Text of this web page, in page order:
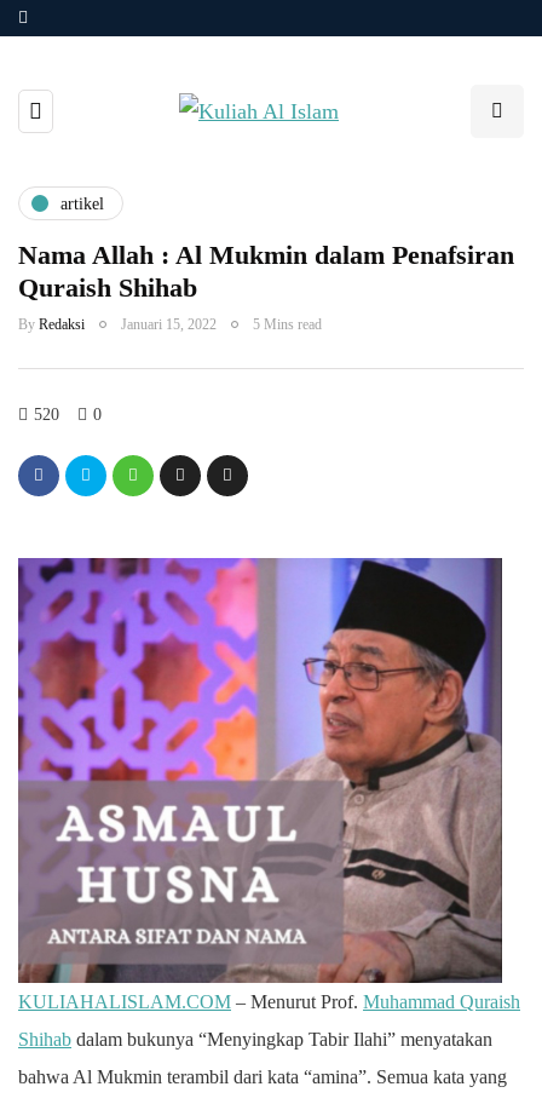
artikel
Nama Allah : Al Mukmin dalam Penafsiran
Quraish Shihab
By Redaksi Januari 15, 2022 5 Mins read
520 0
KULIAHALISLAM.COM – Menurut Prof. Muhammad Quraish
Shihab dalam bukunya “Menyingkap Tabir Ilahi” menyatakan
bahwa Al Mukmin terambil dari kata “amina”. Semua kata yang